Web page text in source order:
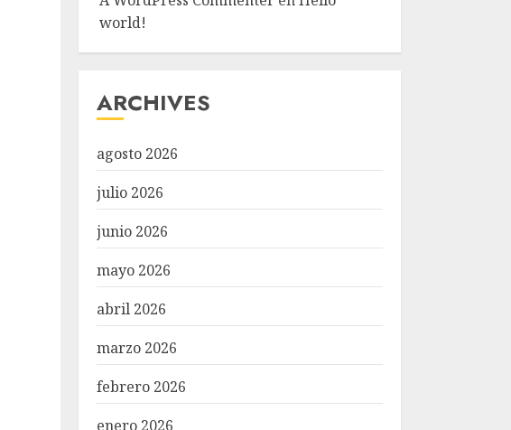
world!
ARCHIVES
agosto 2026
julio 2026
junio 2026
mayo 2026
abril 2026
marzo 2026
febrero 2026
enero 2026